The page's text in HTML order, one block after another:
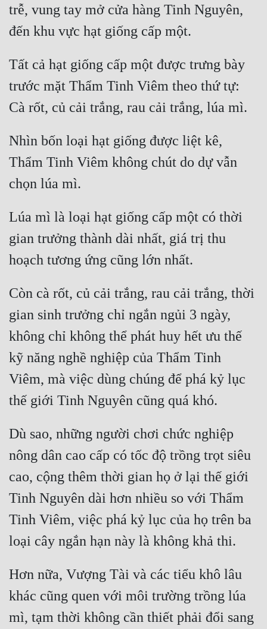
trễ, vung tay mở cửa hàng Tinh Nguyên,
Tất cả hạt giống cấp một được trưng bày
trước mặt Thẩm Tinh Viêm theo thứ tự:
Nhìn bốn loại hạt giống được liệt kê,
Thẩm Tinh Viêm không chút do dự vẫn
Lúa mì là loại hạt giống cấp một có thời
gian trưởng thành dài nhất, giá trị thu
Còn cà rốt, củ cải trắng, rau cải trắng, thời
gian sinh trưởng chỉ ngắn ngủi 3 ngày,
không chỉ không thể phát huy hết ưu thế
kỹ năng nghề nghiệp của Thẩm Tinh
Viêm, mà việc dùng chúng để phá kỷ lục
Dù sao, những người chơi chức nghiệp
nông dân cao cấp có tốc độ trồng trọt siêu
cao, cộng thêm thời gian họ ở lại thế giới
Tinh Nguyên dài hơn nhiều so với Thẩm
Tinh Viêm, việc phá kỷ lục của họ trên ba
Hơn nữa, Vượng Tài và các tiểu khô lâu
khác cũng quen với môi trường trồng lúa
mì, tạm thời không cần thiết phải đổi sang